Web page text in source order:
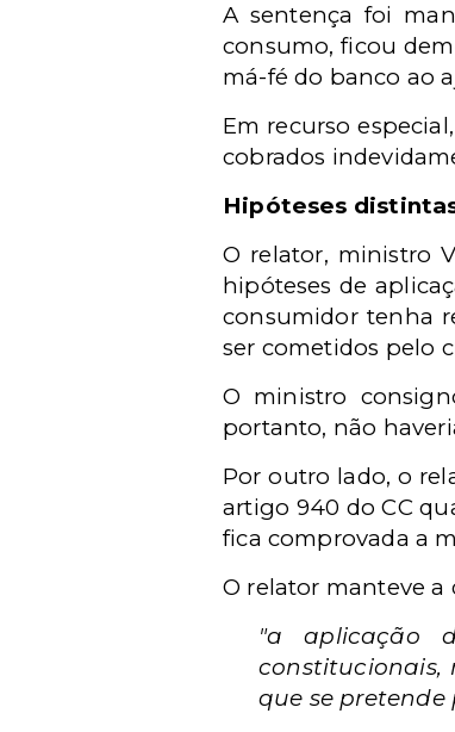
A sentença foi
consumo, ficou
má-fé do banco ao
Em recurso
cobrados
Hipóteses
O relator, ministro
hipóteses de
consumidor tenha
ser cometidos pelo
O ministro
portanto, não
Por outro lado, o
artigo 940 do CC
fica comprovada a
O relator manteve a
"a aplicação
constitucionais,
que se pretende